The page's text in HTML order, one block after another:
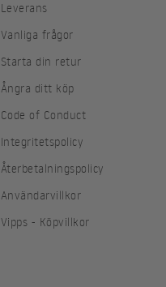
Leverans
Vanliga frågor
Starta din retur
Ångra ditt köp
Code of Conduct
Integritetspolicy
Återbetalningspolicy
Användarvillkor
Vipps - Köpvillkor